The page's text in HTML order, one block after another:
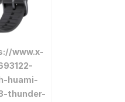
www.x-
huami-
thunder-